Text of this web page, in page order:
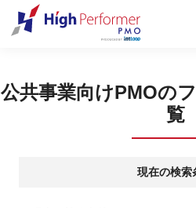
公共事業向けPMOの
覧
現在の検索